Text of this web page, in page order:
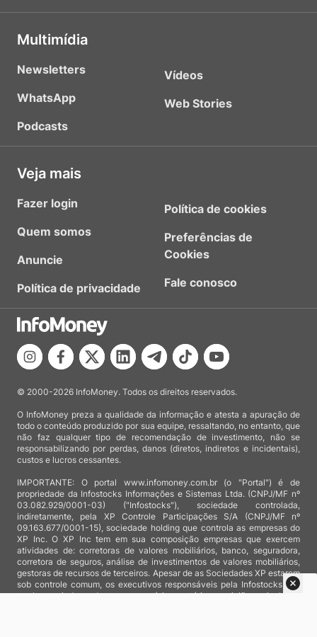
Multimídia
Newsletters
WhatsApp
Podcasts
Vídeos
Web Stories
Veja mais
Fazer login
Quem somos
Anuncie
Política de privacidade
Política de cookies
Preferências de
Cookies
Fale conosco
© 2000-2026 InfoMoney. Todos os direitos reservados.
O InfoMoney preza a qualidade da informação e atesta a apuração de
todo o conteúdo produzido por sua equipe, ressaltando, no entanto, que
não faz qualquer tipo de recomendação de investimento, não se
responsabilizando por perdas, danos (diretos, indiretos e incidentais),
custos e lucros cessantes.
IMPORTANTE: O portal www.infomoney.com.br (o "Portal") é de
propriedade da Infostocks Informações e Sistemas Ltda. (CNPJ/MF nº
03.082.929/0001-03) ("Infostocks"), sociedade controlada,
indiretamente, pela XP Controle Participações S/A (CNPJ/MF nº
09.163.677/0001-15), sociedade holding que controla as empresas do
XP Inc. O XP Inc tem em sua composição empresas que exercem
atividades de: corretoras de valores mobiliários, banco, seguradora,
corretora de seguros, análise de investimentos de valores mobiliários,
gestoras de recursos de terceiros. Apesar de as Sociedades XP estarem
sob controle comum, os executivos responsáveis pela Infostocks são
totalmente independentes e as notícias, matérias e opiniões veiculadas